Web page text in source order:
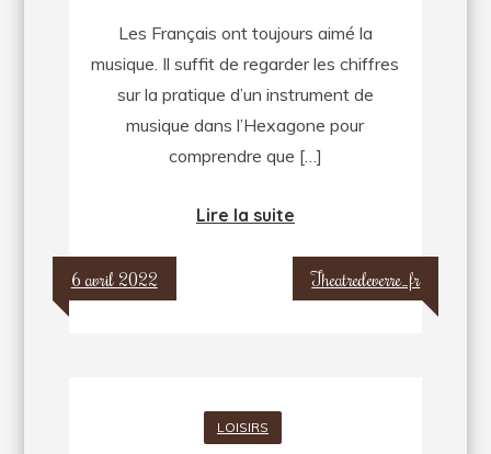
Les Français ont toujours aimé la
musique. Il suffit de regarder les chiffres
sur la pratique d’un instrument de
musique dans l’Hexagone pour
comprendre que […]
Lire la suite
6 avril 2022 Theatredeverre_fr
LOISIRS